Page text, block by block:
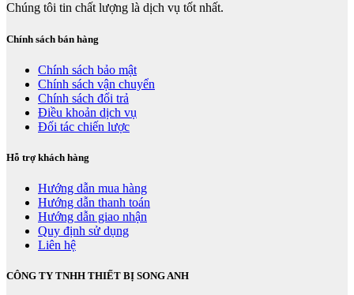
Chúng tôi tin chất lượng là dịch vụ tốt nhất.
Chính sách bán hàng
Chính sách bảo mật
Chính sách vận chuyển
Chính sách đổi trả
Điều khoản dịch vụ
Đối tác chiến lược
Hỗ trợ khách hàng
Hướng dẫn mua hàng
Hướng dẫn thanh toán
Hướng dẫn giao nhận
Quy định sử dụng
Liên hệ
CÔNG TY TNHH THIẾT BỊ SONG ANH